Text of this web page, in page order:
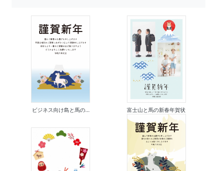
ビジネス向け島と馬の... 富士山と馬の新春年賀状